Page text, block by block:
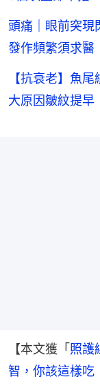
頭痛｜眼前突
發作頻繁須求醫
【抗衰老】魚
大原因皺紋提早
【本文獲「照護
智，你該這樣吃